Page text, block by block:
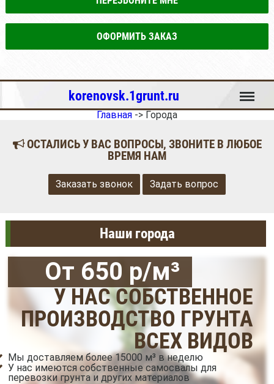
ОФОРМИТЬ ЗАКАЗ
korenovsk.1grunt.ru Меню
Главная -> Города
ОСТАЛИСЬ У ВАС ВОПРОСЫ, ЗВОНИТЕ В ЛЮБОЕ
ВРЕМЯ НАМ
Заказать звонок Задать вопрос
Наши города
От 650 р/м³
У НАС СОБСТВЕННОЕ
ПРОИЗВОДСТВО ГРУНТА
ВСЕХ ВИДОВ
Мы доставляем более 15000 м³ в неделю
У нас имеются собственные самосвалы для
перевозки грунта и других материалов